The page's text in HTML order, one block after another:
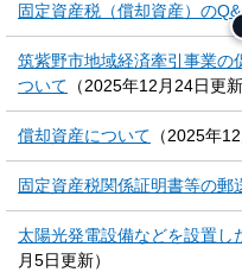
固定資産税（償却資産）の
筑紫野市地域経済牽引事業の
ついて （2025年12月24日更新
償却資産について （2025年
固定資産税関係証明書等の郵
太陽光発電設備などを設置し
月5日更新）